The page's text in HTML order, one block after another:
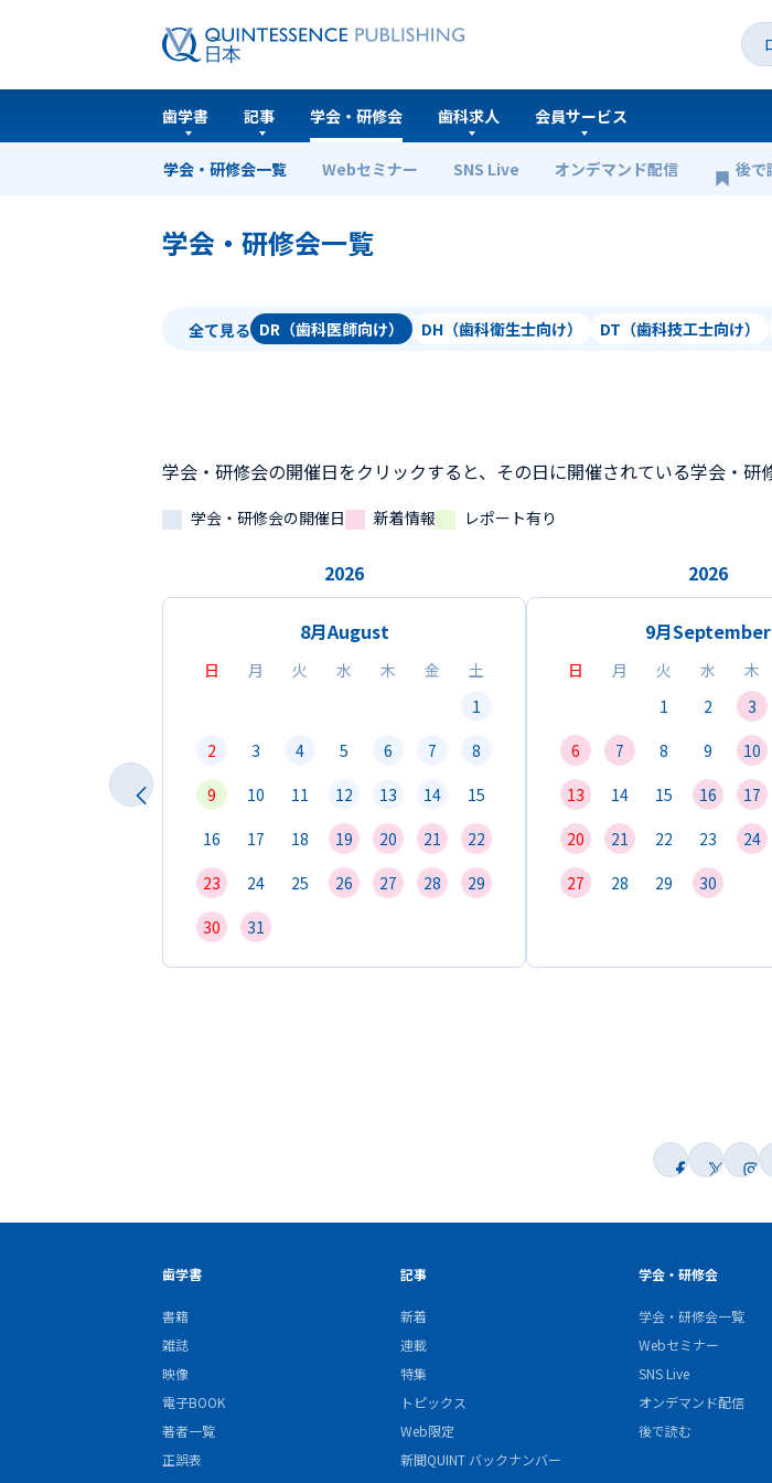
歯学書 記事 学会・研修会
学会・研修会一覧 Webセミナー SNS Live オンデマンド配信 後で
歯科求人 会員サービス
ホーム 学会・研修会一覧
学会・研修会一覧
全て見る DR（歯科医師向け） DH（歯科衛生士向け） DT（歯科技工士向け）
学会・研修会の開催日をクリックすると、その日に開催されている学会・研
学会・研修会の開催日 新着情報 レポート有り
2026
8月August
日 月 火 水 木 金
土
1
2
3 4 5 6 7
8
9
10 11 12 13 14
15
16
17 18 19 20 21
22
23
24 25 26 27 28
29
30
31
2026
9月September
日 月 火 水 木
1
2 3
6
7 8 9 10
13
14 15 16 17
20
21 22 23 24
27
28 29 30
歯学書
書籍
雑誌
映像
電子BOOK
著者一覧
正誤表
記事
新着
連載
特集
トピックス
Web限定
新聞QUINT バックナンバー
学会・研修会
学会・研修会一覧
Webセミナー
SNS Live
オンデマンド配信
後で読む